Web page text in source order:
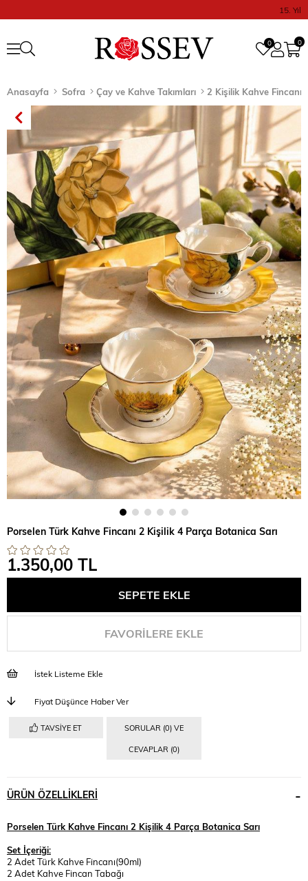
15. Yıl
0
0
Anasayfa Sofra Çay ve Kahve Takımları 2 Kişilik Kahve Fincanı
Porselen Türk Kahve Fincanı 2 Kişilik 4 Parça Botanica Sarı
1.350,00 TL
FAVORILERE EKLE
İstek Listeme Ekle
Fiyat Düşünce Haber Ver
TAVSIYE ET SORULAR (0) VE
CEVAPLAR (0)
ÜRÜN ÖZELLIKLERI
Porselen Türk Kahve Fincanı 2 Kişilik 4 Parça Botanica Sarı
Set İçeriği:
2 Adet Türk Kahve Fincanı(90ml)
2 Adet Kahve Fincan Tabağı